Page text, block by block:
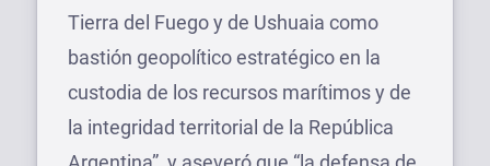
Tierra del Fuego y de Ushuaia como
bastión geopolítico estratégico en la
custodia de los recursos marítimos y de
la integridad territorial de la República